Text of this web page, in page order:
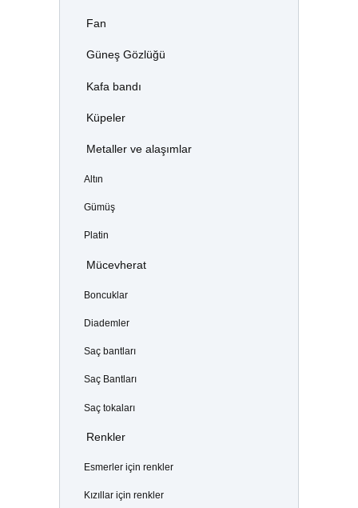
Fan
Güneş Gözlüğü
Kafa bandı
Küpeler
Metaller ve alaşımlar
Altın
Gümüş
Platin
Mücevherat
Boncuklar
Diademler
Saç bantları
Saç Bantları
Saç tokaları
Renkler
Esmerler için renkler
Kızıllar için renkler